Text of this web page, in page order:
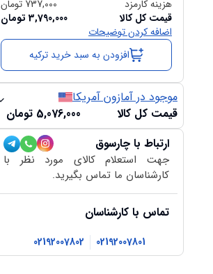
هزینه کارمزد
737,000 تومان
قیمت کل کالا
3,790,000 تومان
اضافه کردن توضیحات
افزودن به سبد خرید ترکیه
موجود در آمازون آمریکا
قیمت کل کالا
5,076,000 تومان
ارتباط با چارسوق
جهت استعلام کالای مورد نظر با
کارشناسان ما تماس بگیرید.
تماس با کارشناسان
02192007801
02192007802